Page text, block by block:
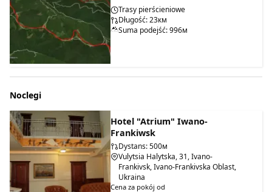
Trasy pierścieniowe
Długość: 23км
Suma podejść: 996м
Noclegi
Hotel "Atrium" Iwano-
Frankiwsk
Dystans: 500м
Vulytsia Halytska, 31, Ivano-
Frankivsk, Ivano-Frankivska Oblast,
Ukraina
Cena za pokój od